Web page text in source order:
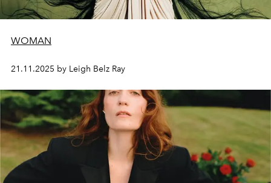
WOMAN
21.11.2025 by Leigh Belz Ray